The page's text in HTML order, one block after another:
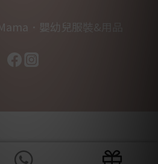
．嬰幼兒服裝&用品